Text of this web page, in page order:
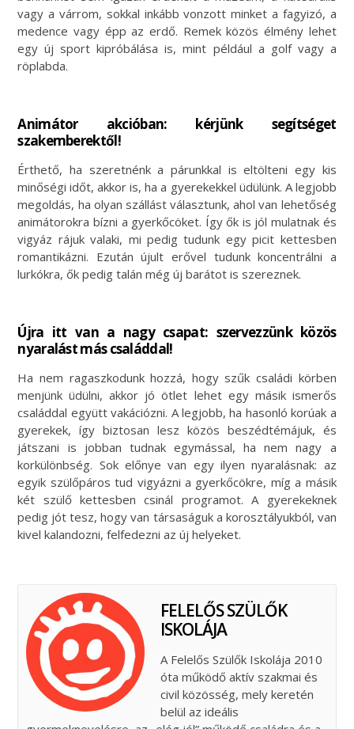
vagy a várrom, sokkal inkább vonzott minket a fagyizó, a
medence vagy épp az erdő. Remek közös élmény lehet
egy új sport kipróbálása is, mint például a golf vagy a
röplabda.
Animátor akcióban: kérjünk segítséget
szakemberektől!
Érthető, ha szeretnénk a párunkkal is eltölteni egy kis
minőségi időt, akkor is, ha a gyerekekkel üdülünk. A legjobb
megoldás, ha olyan szállást választunk, ahol van lehetőség
animátorokra bízni a gyerkőcöket. Így ők is jól mulatnak és
vigyáz rájuk valaki, mi pedig tudunk egy picit kettesben
romantikázni. Ezután újult erővel tudunk koncentrálni a
lurkókra, ők pedig talán még új barátot is szereznek.
Újra itt van a nagy csapat: szervezzünk közös
nyaralást más családdal!
Ha nem ragaszkodunk hozzá, hogy szűk családi körben
menjünk üdülni, akkor jó ötlet lehet egy másik ismerős
családdal együtt vakációzni. A legjobb, ha hasonló korúak a
gyerekek, így biztosan lesz közös beszédtémájuk, és
játszani is jobban tudnak egymással, ha nem nagy a
korkülönbség. Sok előnye van egy ilyen nyaralásnak: az
egyik szülőpáros tud vigyázni a gyerkőcökre, míg a másik
két szülő kettesben csinál programot. A gyerekeknek
pedig jót tesz, hogy van társaságuk a korosztályukból, van
kivel kalandozni, felfedezni az új helyeket.
FELELŐS SZÜLŐK
ISKOLÁJA
A Felelős Szülők Iskolája 2010
óta működő aktív szakmai és
civil közösség, mely keretén
belül az ideális